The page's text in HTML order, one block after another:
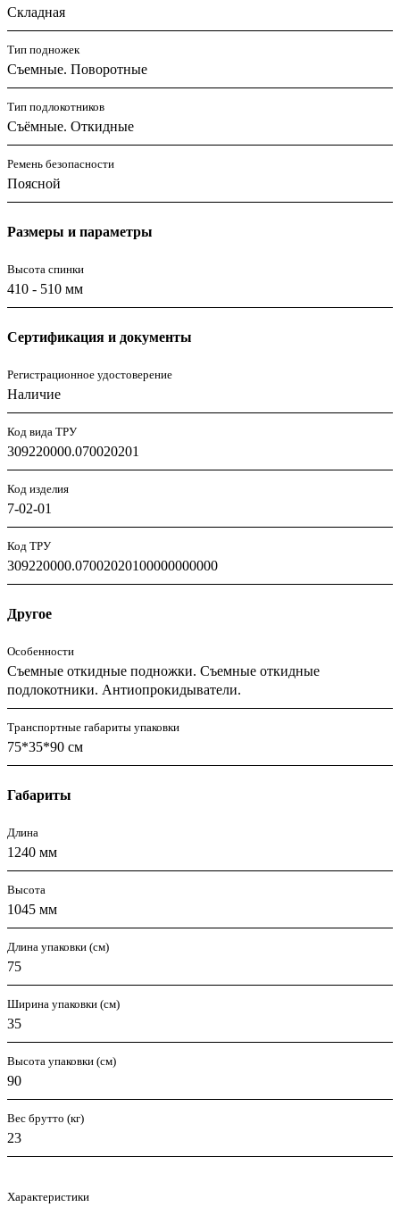
Складная
Тип подножек
Съемные. Поворотные
Тип подлокотников
Съёмные. Откидные
Ремень безопасности
Поясной
Размеры и параметры
Высота спинки
410 - 510 мм
Сертификация и документы
Регистрационное удостоверение
Наличие
Код вида ТРУ
309220000.070020201
Код изделия
7-02-01
Код ТРУ
309220000.07002020100000000000
Другое
Особенности
Съемные откидные подножки. Съемные откидные
подлокотники. Антиопрокидыватели.
Транспортные габариты упаковки
75*35*90 см
Габариты
Длина
1240 мм
Высота
1045 мм
Длина упаковки (см)
75
Ширина упаковки (см)
35
Высота упаковки (см)
90
Вес брутто (кг)
23
Характеристики